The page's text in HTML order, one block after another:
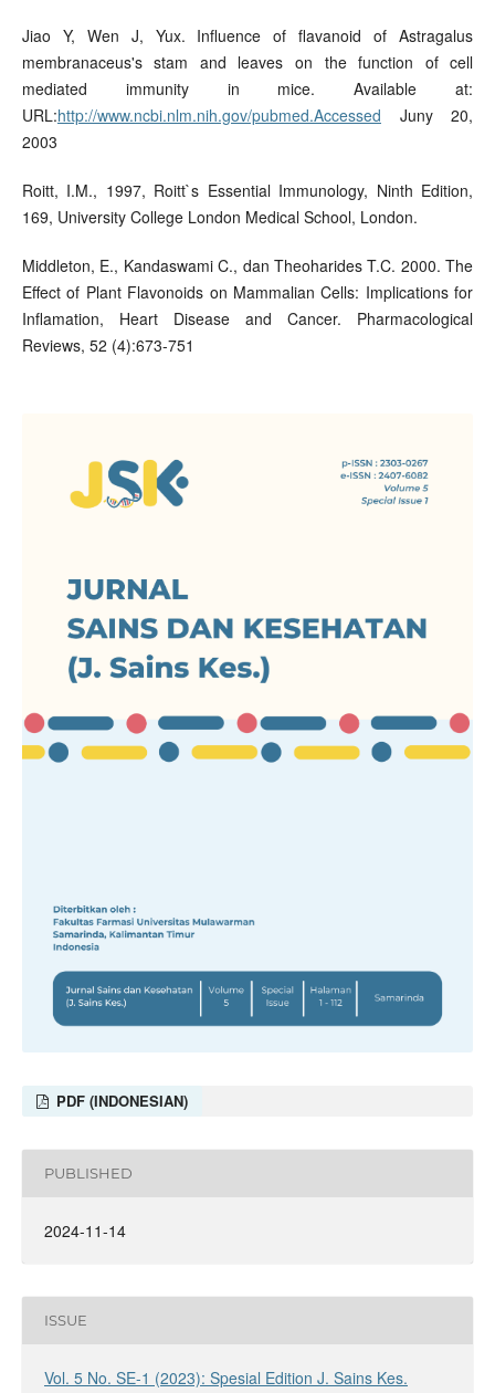
Jiao Y, Wen J, Yux. Influence of flavanoid of Astragalus
membranaceus's stam and leaves on the function of cell
mediated immunity in mice. Available at:
URL:http://www.ncbi.nlm.nih.gov/pubmed.Accessed Juny 20,
2003
Roitt, I.M., 1997, Roitt`s Essential Immunology, Ninth Edition,
169, University College London Medical School, London.
Middleton, E., Kandaswami C., dan Theoharides T.C. 2000. The
Effect of Plant Flavonoids on Mammalian Cells: Implications for
Inflamation, Heart Disease and Cancer. Pharmacological
Reviews, 52 (4):673-751
PDF (INDONESIAN)
PUBLISHED
2024-11-14
ISSUE
Vol. 5 No. SE-1 (2023): Spesial Edition J. Sains Kes.